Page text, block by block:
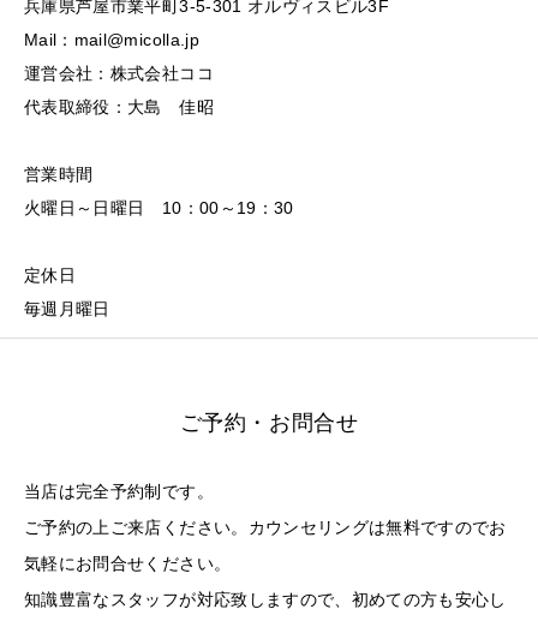
兵庫県芦屋市業平町3-5-301 オルヴィスビル3F
Mail：mail@micolla.jp
運営会社：株式会社ココ
代表取締役：大島 佳昭
営業時間
火曜日～日曜日 10：00～19：30
定休日
毎週月曜日
ご予約・お問合せ
当店は完全予約制です。
ご予約の上ご来店ください。カウンセリングは無料ですのでお
気軽にお問合せください。
知識豊富なスタッフが対応致しますので、初めての方も安心し